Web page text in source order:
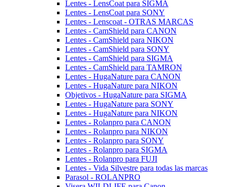
Lentes - LensCoat para SIGMA
Lentes - LensCoat para SONY
Lentes - Lenscoat - OTRAS MARCAS
Lentes - CamShield para CANON
Lentes - CamShield para NIKON
Lentes - CamShield para SONY
Lentes - CamShield para SIGMA
Lentes - CamShield para TAMRON
Lentes - HugaNature para CANON
Lentes - HugaNature para NIKON
Objetivos - HugaNature para SIGMA
Lentes - HugaNature para SONY
Lentes - HugaNature para NIKON
Lentes - Rolanpro para CANON
Lentes - Rolanpro para NIKON
Lentes - Rolanpro para SONY
Lentes - Rolanpro para SIGMA
Lentes - Rolanpro para FUJI
Lentes - Vida Silvestre para todas las marcas
Parasol - ROLANPRO